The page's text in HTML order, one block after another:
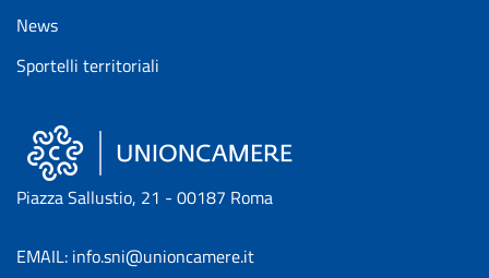
News
Sportelli territoriali
Piazza Sallustio, 21 - 00187 Roma
EMAIL: info.sni@unioncamere.it